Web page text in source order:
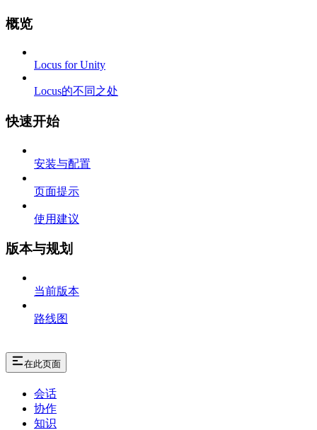
概览
Locus for Unity
Locus的不同之处
快速开始
安装与配置
页面提示
使用建议
版本与规划
当前版本
路线图
在此页面
会话
协作
知识